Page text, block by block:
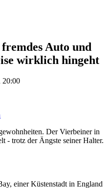
Auto und
wirklich hingeht
20:00
Der Vierbeiner in
- trotz der Ängste seiner Halter.
einer Küstenstadt in England